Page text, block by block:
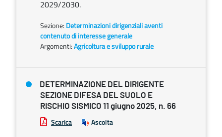
2029/2030.
Sezione: Determinazioni dirigenziali aventi
contenuto di interesse generale
Argomenti:Agricoltura e sviluppo rurale
DETERMINAZIONE DEL DIRIGENTE
SEZIONE DIFESA DEL SUOLO E
RISCHIO SISMICO 11 giugno 2025, n. 66
Scarica Ascolta